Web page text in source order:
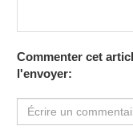
Commenter cet
l'envoyer: